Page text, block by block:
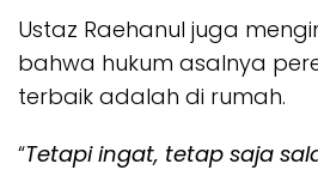
Ustaz Raehanul juga
bahwa hukum asalnya
terbaik adalah di rumah.
“Tetapi ingat, tetap saja